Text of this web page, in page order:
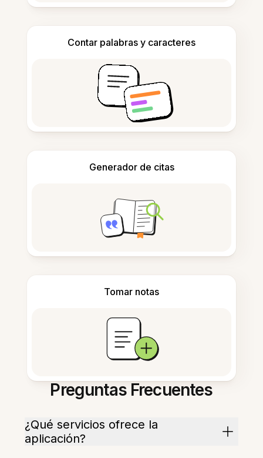
Contar palabras y caracteres
Generador de citas
Tomar notas
Preguntas Frecuentes
¿Qué servicios ofrece la
aplicación?